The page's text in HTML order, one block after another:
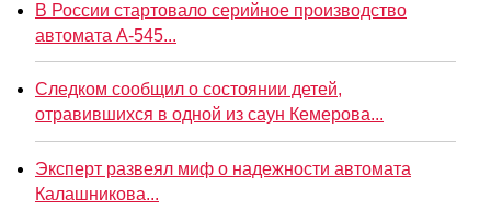
В России стартовало серийное производство
автомата А-545...
Следком сообщил о состоянии детей,
отравившихся в одной из саун Кемерова...
Эксперт развеял миф о надежности автомата
Калашникова...